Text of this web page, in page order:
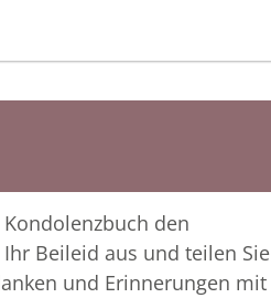
den
Beileid aus und teilen Sie
und Erinnerungen mit